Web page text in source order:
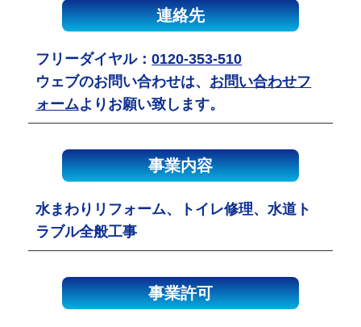
連絡先
フリーダイヤル：0120-353-510
ウェブのお問い合わせは、 お問い合わせフ
ォームよりお願い致します。
事業内容
水まわりリフォーム、トイレ修理、水道ト
ラブル全般工事
事業許可